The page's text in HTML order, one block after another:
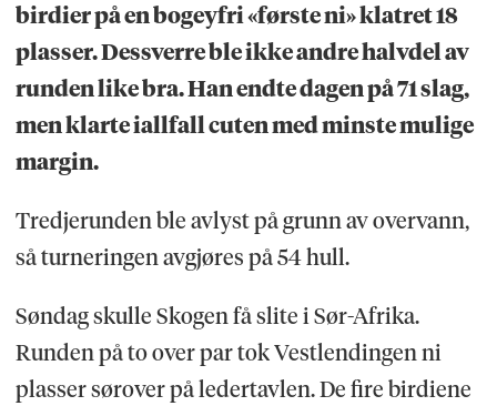
birdier på en bogeyfri «første ni» klatret 18
plasser. Dessverre ble ikke andre halvdel av
runden like bra. Han endte dagen på 71 slag,
men klarte iallfall cuten med minste mulige
margin.
Tredjerunden ble avlyst på grunn av overvann,
så turneringen avgjøres på 54 hull.
Søndag skulle Skogen få slite i Sør-Afrika.
Runden på to over par tok Vestlendingen ni
plasser sørover på ledertavlen. De fire birdiene